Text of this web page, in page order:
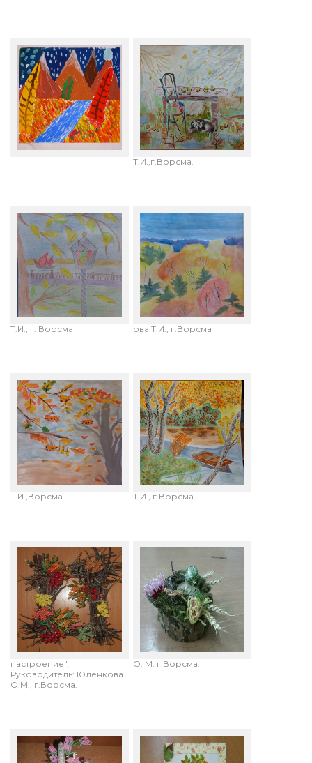
Кочетова Дарья, 4 класс.
"Осенняя ночь". г.
Абакан.
Богомолова Анастасия,13
лет. "Грустная осень".
Руководитель:Кузнецова
Т.И.,г.Ворсма.
Кутова Мария, 14 лет.
"Осенняя набережная".
Руководитель: Кузнецова
Т.И., г. Ворсма
Бакина Ольга,12лет.
"Осенний
лес".Руководитель:Кузнец
ова Т.И., г.Ворсма
Баринова Екатерина,11лет.
"На ветру".
Руководитель:Кузнецова
Т.И.,Ворсма.
Савинова Екатерина, 14
лет. "Краски осени".
Руководитель: Кузнецова
Т.И., г.Ворсма.
Лукоянова Вероника 14
лет, Маркелова Алина,
14лет. "Осеннее
настроение",
Руководитель: Юленкова
О.М., г.Ворсма.
Хабарова Светлана,14 лет.
"Дары осени".
Руководитель: Юленкова
О. М. г.Ворсма.